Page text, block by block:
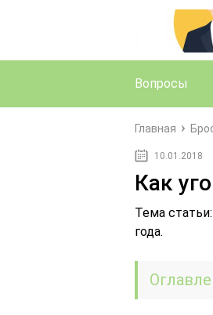
Вопросы
Главная
10.01.2018
Как
Тема
года.